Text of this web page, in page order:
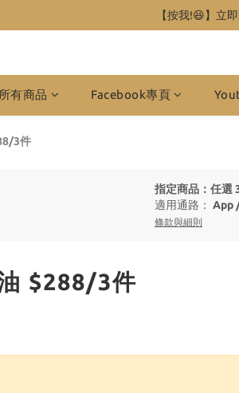
【按我!😆】立
所有商品 Facebook專頁
3件
指定商品：任選
適用通路： App
條款與細則
$288/3件